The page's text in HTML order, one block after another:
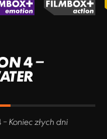
4 –
– Koniec złych dni